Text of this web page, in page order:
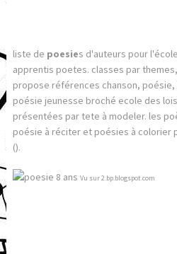
liste de poesies d'auteurs pour
apprentis poetes. classes par
propose références chanson,
poésie jeunesse broché ecole des
présentées par tete à modeler. les
poésie à réciter et poésies à colorier
().
Vu sur 2.bp.blogspot.com